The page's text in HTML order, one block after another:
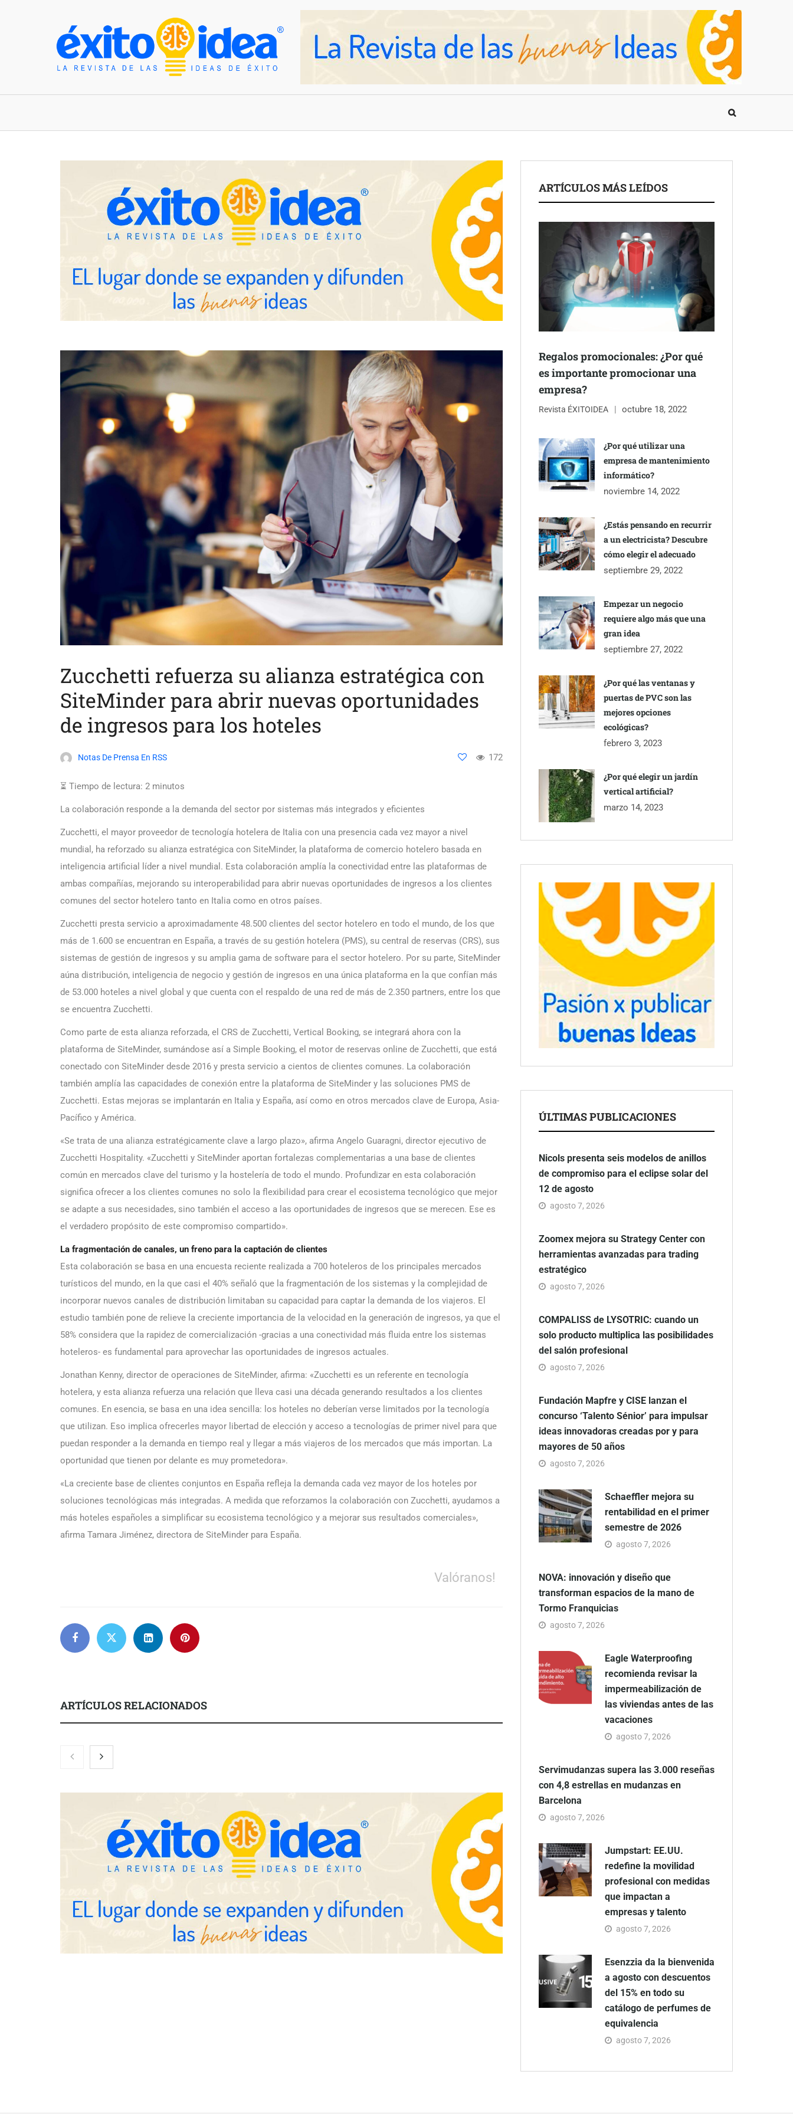
Zucchetti refuerza su alianza estratégica con
SiteMinder para abrir nuevas oportunidades
de ingresos para los hoteles
Notas De Prensa En RSS 172
⏳ Tiempo de lectura: 2 minutos
La colaboración responde a la demanda del sector por sistemas más integrados y eficientes
Zucchetti, el mayor proveedor de tecnología hotelera de Italia con una presencia cada vez mayor a nivel
mundial, ha reforzado su alianza estratégica con SiteMinder, la plataforma de comercio hotelero basada en
inteligencia artificial líder a nivel mundial. Esta colaboración amplía la conectividad entre las plataformas de
ambas compañías, mejorando su interoperabilidad para abrir nuevas oportunidades de ingresos a los clientes
comunes del sector hotelero tanto en Italia como en otros países.
Zucchetti presta servicio a aproximadamente 48.500 clientes del sector hotelero en todo el mundo, de los que
más de 1.600 se encuentran en España, a través de su gestión hotelera (PMS), su central de reservas (CRS), sus
sistemas de gestión de ingresos y su amplia gama de software para el sector hotelero. Por su parte, SiteMinder
aúna distribución, inteligencia de negocio y gestión de ingresos en una única plataforma en la que confían más
de 53.000 hoteles a nivel global y que cuenta con el respaldo de una red de más de 2.350 partners, entre los que
se encuentra Zucchetti.
Como parte de esta alianza reforzada, el CRS de Zucchetti, Vertical Booking, se integrará ahora con la
plataforma de SiteMinder, sumándose así a Simple Booking, el motor de reservas online de Zucchetti, que está
conectado con SiteMinder desde 2016 y presta servicio a cientos de clientes comunes. La colaboración
también amplía las capacidades de conexión entre la plataforma de SiteMinder y las soluciones PMS de
Zucchetti. Estas mejoras se implantarán en Italia y España, así como en otros mercados clave de Europa, Asia-
Pacífico y América.
«Se trata de una alianza estratégicamente clave a largo plazo», afirma Angelo Guaragni, director ejecutivo de
Zucchetti Hospitality. «Zucchetti y SiteMinder aportan fortalezas complementarias a una base de clientes
común en mercados clave del turismo y la hostelería de todo el mundo. Profundizar en esta colaboración
significa ofrecer a los clientes comunes no solo la flexibilidad para crear el ecosistema tecnológico que mejor
se adapte a sus necesidades, sino también el acceso a las oportunidades de ingresos que se merecen. Ese es
el verdadero propósito de este compromiso compartido».
La fragmentación de canales, un freno para la captación de clientes
Esta colaboración se basa en una encuesta reciente realizada a 700 hoteleros de los principales mercados
turísticos del mundo, en la que casi el 40% señaló que la fragmentación de los sistemas y la complejidad de
incorporar nuevos canales de distribución limitaban su capacidad para captar la demanda de los viajeros. El
estudio también pone de relieve la creciente importancia de la velocidad en la generación de ingresos, ya que el
58% considera que la rapidez de comercialización -gracias a una conectividad más fluida entre los sistemas
hoteleros- es fundamental para aprovechar las oportunidades de ingresos actuales.
Jonathan Kenny, director de operaciones de SiteMinder, afirma: «Zucchetti es un referente en tecnología
hotelera, y esta alianza refuerza una relación que lleva casi una década generando resultados a los clientes
comunes. En esencia, se basa en una idea sencilla: los hoteles no deberían verse limitados por la tecnología
que utilizan. Eso implica ofrecerles mayor libertad de elección y acceso a tecnologías de primer nivel para que
puedan responder a la demanda en tiempo real y llegar a más viajeros de los mercados que más importan. La
oportunidad que tienen por delante es muy prometedora».
«La creciente base de clientes conjuntos en España refleja la demanda cada vez mayor de los hoteles por
soluciones tecnológicas más integradas. A medida que reforzamos la colaboración con Zucchetti, ayudamos a
más hoteles españoles a simplificar su ecosistema tecnológico y a mejorar sus resultados comerciales»,
afirma Tamara Jiménez, directora de SiteMinder para España.
Valóranos!
ARTÍCULOS RELACIONADOS
Nicols presenta seis modelos de
anillos de compromiso para el
Fundación Mapfre y CISE lanzan
el concurso ‘Talento Sénior’ para
impulsar ideas innovadoras
creadas por y para mayores de 50
Schaeffler mejora su rentabilidad
en el primer semestre de 2026
NOVA: innovación y diseño que
transforman espacios de la mano
de Tormo Franquicias
ARTÍCULOS MÁS LEÍDOS
Regalos promocionales: ¿Por qué
es importante promocionar una
empresa?
Revista ÉXITOIDEA octubre 18, 2022
¿Por qué utilizar una
empresa de mantenimiento
informático?
noviembre 14, 2022
¿Estás pensando en recurrir
a un electricista? Descubre
cómo elegir el adecuado
septiembre 29, 2022
Empezar un negocio
requiere algo más que una
gran idea
septiembre 27, 2022
¿Por qué las ventanas y
puertas de PVC son las
mejores opciones
ecológicas?
febrero 3, 2023
¿Por qué elegir un jardín
vertical artificial?
marzo 14, 2023
ÚLTIMAS PUBLICACIONES
Nicols presenta seis modelos de anillos
de compromiso para el eclipse solar del
12 de agosto
agosto 7, 2026
Zoomex mejora su Strategy Center con
herramientas avanzadas para trading
estratégico
agosto 7, 2026
COMPALISS de LYSOTRIC: cuando un
solo producto multiplica las posibilidades
del salón profesional
agosto 7, 2026
Fundación Mapfre y CISE lanzan el
concurso ‘Talento Sénior’ para impulsar
ideas innovadoras creadas por y para
mayores de 50 años
agosto 7, 2026
Schaeffler mejora su
rentabilidad en el primer
semestre de 2026
agosto 7, 2026
NOVA: innovación y diseño que
transforman espacios de la mano de
Tormo Franquicias
agosto 7, 2026
Eagle Waterproofing
recomienda revisar la
impermeabilización de
las viviendas antes de las
vacaciones
agosto 7, 2026
Servimudanzas supera las 3.000 reseñas
con 4,8 estrellas en mudanzas en
Barcelona
agosto 7, 2026
Jumpstart: EE.UU.
redefine la movilidad
profesional con medidas
que impactan a
empresas y talento
agosto 7, 2026
Esenzzia da la bienvenida
a agosto con descuentos
del 15% en todo su
catálogo de perfumes de
equivalencia
agosto 7, 2026